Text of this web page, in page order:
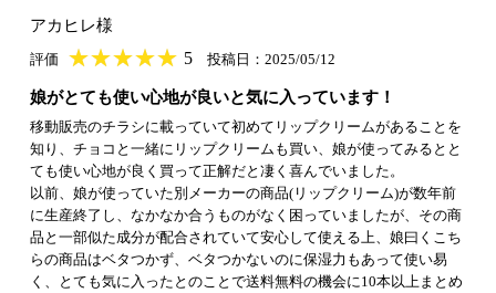
アカヒレ様
評価 ★★★★★
★★★★★ 5 投稿日：2025/05/12
娘がとても使い心地が良いと気に入っています！
移動販売のチラシに載っていて初めてリップクリームがあることを
知り、チョコと一緒にリップクリームも買い、娘が使ってみるとと
ても使い心地が良く買って正解だと凄く喜んでいました。
以前、娘が使っていた別メーカーの商品(リップクリーム)が数年前
に生産終了し、なかなか合うものがなく困っていましたが、その商
品と一部似た成分が配合されていて安心して使える上、娘曰くこち
らの商品はベタつかず、ベタつかないのに保湿力もあって使い易
く、とても気に入ったとのことで送料無料の機会に10本以上まとめ